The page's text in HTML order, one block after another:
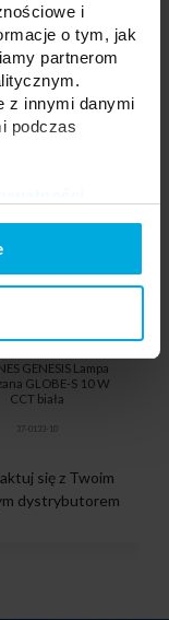
i
o tym, jak
partnerom
z innymi danymi
podczas
GENESIS Lampa
GLOBE-S 10 W
CCT biała
37-0133-10
się z Twoim
dystrybutorem